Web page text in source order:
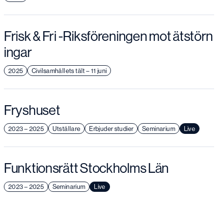
Frisk & Fri -Riksföreningen mot ätstörn
ingar
2025 Civilsamhällets tält – 11 juni
Fryshuset
2023 – 2025 Utställare Seminarium Live
Erbjuder studier
Funktionsrätt Stockholms Län
2023 – 2025 Seminarium Live